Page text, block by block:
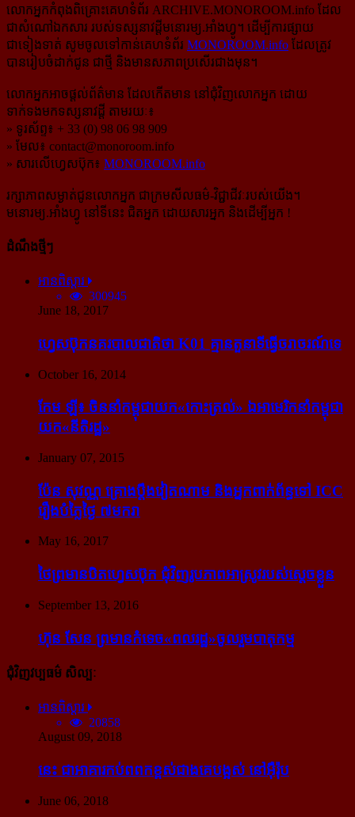
លោកអ្នកកំពុងពិគ្រោះគេហទំព័រ ARCHIVE.MONOROOM.info ដែល
ជាសំណៅឯកសារ របស់ទស្សនាវដ្ដីមនោរម្យ.អាំងហ្វូ។ ដើម្បីការផ្សាយ
ជាទៀងទាត់ សូមចូលទៅកាន់​គេហទំព័រ MONOROOM.info ដែលត្រូវ
បានរៀបចំដាក់ជូន ជាថ្មី និងមានសភាពប្រសើរជាងមុន។
លោកអ្នកអាចផ្ដល់ព័ត៌មាន ដែលកើតមាន នៅជុំវិញលោកអ្នក ដោយ
ទាក់ទងមកទស្សនាវដ្ដី តាមរយៈ៖
» ទូរស័ព្ទ៖ + 33 (0) 98 06 98 909
» មែល៖ contact@monoroom.info
» សារលើហ្វេសប៊ុក៖ MONOROOM.info
រក្សាភាពសម្ងាត់ជូនលោកអ្នក ជាក្រមសីលធម៌-​វិជ្ជាជីវៈ​របស់យើង។
មនោរម្យ.អាំងហ្វូ នៅទីនេះ ជិតអ្នក ដោយសារអ្នក និងដើម្បីអ្នក !
ដំណឹងថ្មីៗ
អានពិស្ដារ
300945
June 18, 2017
ហ្វេសប៊ុក​នគរបាល​ជាតិ​ថា K01 គ្មាន​តួនាទី​ធ្វើ​ចរាចរណ៍​ទេ
October 16, 2014
កែម ឡី៖ ចិន​នាំ​កម្ពុជា​យក​«កោះ​ត្រល់» ឯ​អាមេរិក​នាំ​កម្ពុជា​
យក​«នីតិរដ្ឋ»
January 07, 2015
ប៉ែន សុវណ្ណ គ្រោង​ប្តឹង​វៀតណាម និង​អ្នក​ពាក់​ព័ន្ធ​ទៅ ICC
រឿង​បំភ្លៃ​ថ្ងៃ ៧​មករា
May 16, 2017
ថៃ​ព្រមាន​បិត​ហ្វេសប៊ុក ជុំ​វិញ​រូបភាព​អាស្រូវ​របស់​ស្ដេច​ខ្លួន
September 13, 2016
ហ៊ុន សែន ព្រមាន​កំទេច​«ពលរដ្ឋ»​ចូលរួម​បាតុកម្ម
ជុំវិញវប្បធម៌ សិល្បៈ
អានពិស្ដារ
20858
August 09, 2018
នេះ ជា​អាគារ​កប់​ពពក​ខ្ពស់​ជាង​គេ​បង្អស់ នៅ​អ៊ឺរ៉ុប
June 06, 2018